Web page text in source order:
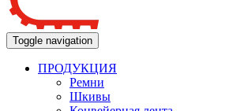
Toggle navigation
ПРОДУКЦИЯ
Ремни
Шкивы